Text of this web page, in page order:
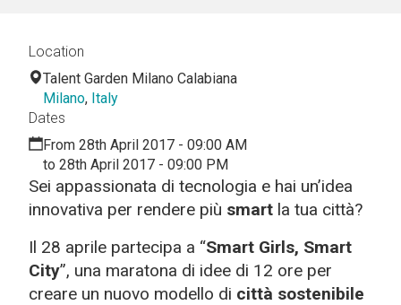
Sei appassionata di tecnologia e hai un’idea
innovativa per rendere più smart la tua città?
Il 28 aprile partecipa a “Smart Girls, Smart
City”, una maratona di idee di 12 ore per
creare un nuovo modello di città sostenibile
Location
Talent Garden Milano Calabiana
Milano, Italy
Dates
From 28th April 2017 - 09:00 AM
to 28th April 2017 - 09:00 PM